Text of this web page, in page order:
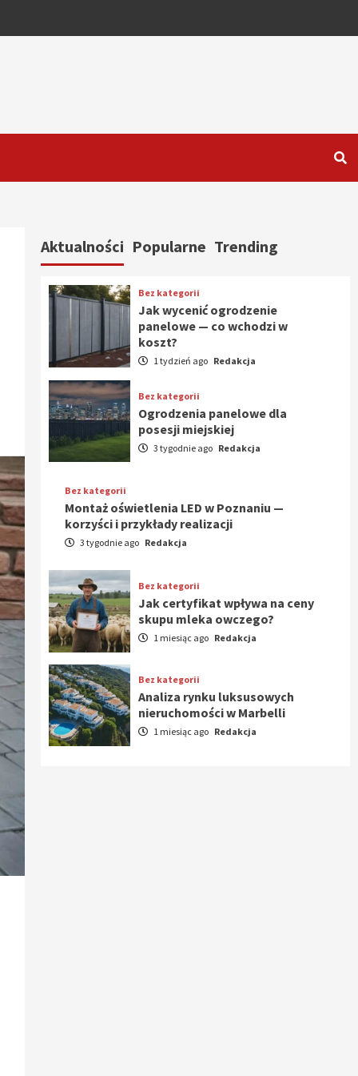
Aktualności Popularne Trending
Bez kategorii
Jak wycenić ogrodzenie
panelowe — co wchodzi w
koszt?
1 tydzień ago Redakcja
Bez kategorii
Ogrodzenia panelowe dla
posesji miejskiej
3 tygodnie ago Redakcja
Bez kategorii
Montaż oświetlenia LED w Poznaniu —
korzyści i przykłady realizacji
3 tygodnie ago Redakcja
Bez kategorii
Jak certyfikat wpływa na ceny
skupu mleka owczego?
1 miesiąc ago Redakcja
Bez kategorii
Analiza rynku luksusowych
nieruchomości w Marbelli
1 miesiąc ago Redakcja